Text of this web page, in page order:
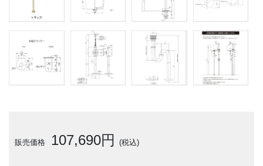
販売価格 107,690円 (税込)